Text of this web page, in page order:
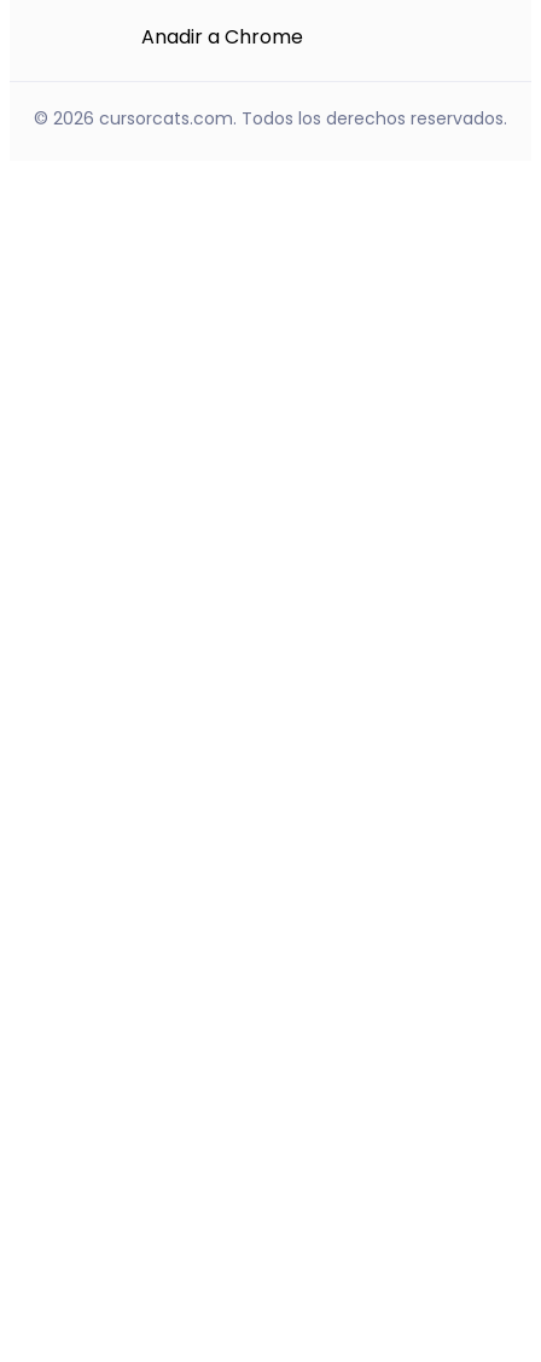
Anadir a Chrome
© 2026 cursorcats.com. Todos los derechos reservados.